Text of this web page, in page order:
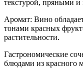
текстурой, пряными
Аромат: Вино
тонами красных
растительности.
Гастрономические
блюдами из красного